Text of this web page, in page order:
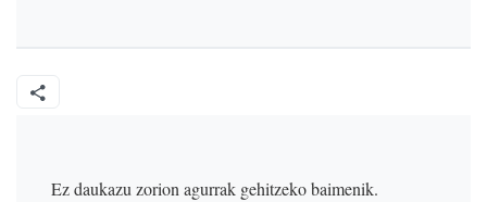
Ez daukazu zorion agurrak gehitzeko baimenik.